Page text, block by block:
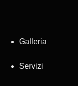
Galleria
Servizi